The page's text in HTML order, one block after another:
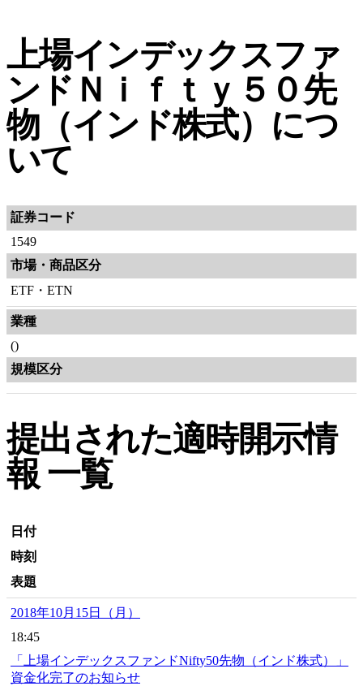
上場インデックスファ
ンドＮｉｆｔｙ５０先
物（インド株式）につ
いて
証券コード
1549
市場・商品区分
ETF・ETN
業種
()
規模区分
提出された適時開示情
報 一覧
日付
時刻
表題
2018年10月15日（月）
18:45
「上場インデックスファンドNifty50先物（インド株式）」
資金化完了のお知らせ